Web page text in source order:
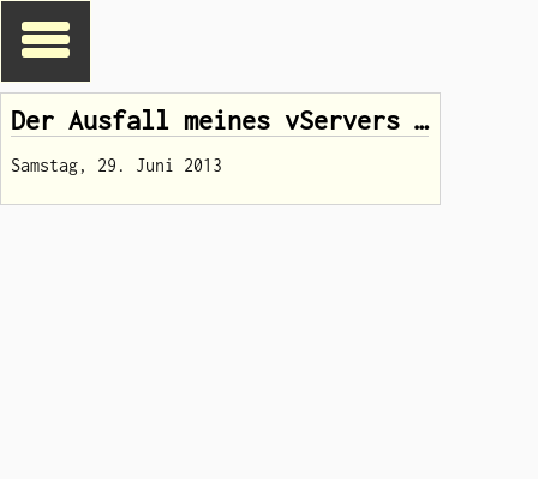
Der Ausfall meines vServers …
Samstag, 29. Juni 2013